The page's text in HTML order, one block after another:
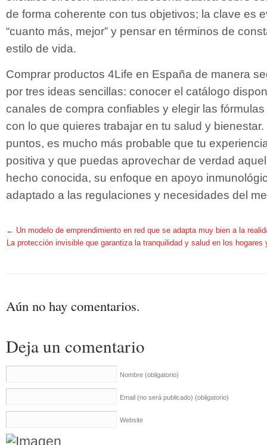
de forma coherente con tus objetivos; la clave es
“cuanto más, mejor” y pensar en términos de
estilo de vida.
Comprar productos 4Life en España de manera
por tres ideas sencillas: conocer el catálogo
canales de compra confiables y elegir las
con lo que quieres trabajar en tu salud y
puntos, es mucho más probable que tu
positiva y que puedas aprovechar de verdad
hecho conocida, su enfoque en apoyo
adaptado a las regulaciones y necesidades del
← Un modelo de emprendimiento en red que se adapta muy bien a la
La protección invisible que garantiza la tranquilidad y salud en los
Aún no hay comentarios.
Deja un comentario
Nombre (obligatorio)
Email (no será publicado) (obligatorio)
Website